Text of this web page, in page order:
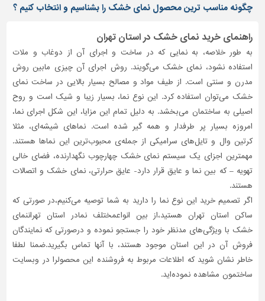
چگونه مناسب ترین محصول نمای خشک را بشناسیم و انتخاب کنیم ؟
راهنمای خرید نمای خشک در استان تهران
به طور خلاصه، به نمایی که در ساخت و اجرای آن از دوغاب و ملات
استفاده نشود، نمای خشک می‌گویند. روش اجرای آن چیزی مابین روش
مدرن و سنتی است. از طیف مواد و مصالح بسیار بالایی در ساخت نمای
خشک می‌توان استفاده کرد. این نوع نما، بسیار زیبا و شیک است و روح
اصیلی به ساختمان می‌بخشد. به دلیل تمام این مزایا، این شکل اجرای نما،
امروزه بسیار پر طرفدار و همه گیر شده است. نماهای شیشه‌ای، مثلا
کرتین وال و تایل‌های سرامیکی از جمله‌ی محبوب‌ترین این نماها هستند.
مهمترین اجزای یک سیستم نمای خشک چهارچوب نگهدارنده، فضای خالی
تهویه – که بین نما و عایق قرار دارد- عایق حرارتی، نمای خشک و اتصالات
هستند.
اگر تصمیم خرید این نوع نما را دارید به شما توصیه می‌کنیم،در صورتی که
ساکن استان تهران هستید،از بین انواعمختلف نمادر استان تهراننمای
خشک با ویژگی‌های مدنظر خود را جستجو نموده و درصورتی‌ که نمایندگان
فروش آن در این استان موجود هستند، با آنها تماس بگیرید.ضمنا لطفا
خاطر نشان شوید که اطلاعات مربوط به فروشنده این محصولرا در وبسایت
ساختمون مشاهده نموده‌اید.